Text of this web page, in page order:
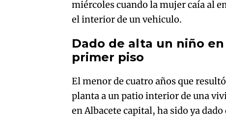
miércoles cuando la mujer caía al
el interior de un vehiculo.
Dado de alta un niño
primer piso
El menor de cuatro años que
planta a un patio interior de una
en Albacete capital, ha sido ya dado